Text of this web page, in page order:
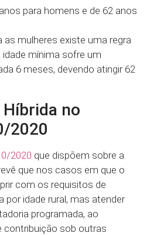
para homens e de 62 anos
as mulheres existe uma regra
mínima sofre um
6 meses, devendo atingir 62
no
2020
2020 que dispõem sobre a
que nos casos em que o
com os requisitos de
por idade rural, mas atender
programada, ao
contribuição sob outras